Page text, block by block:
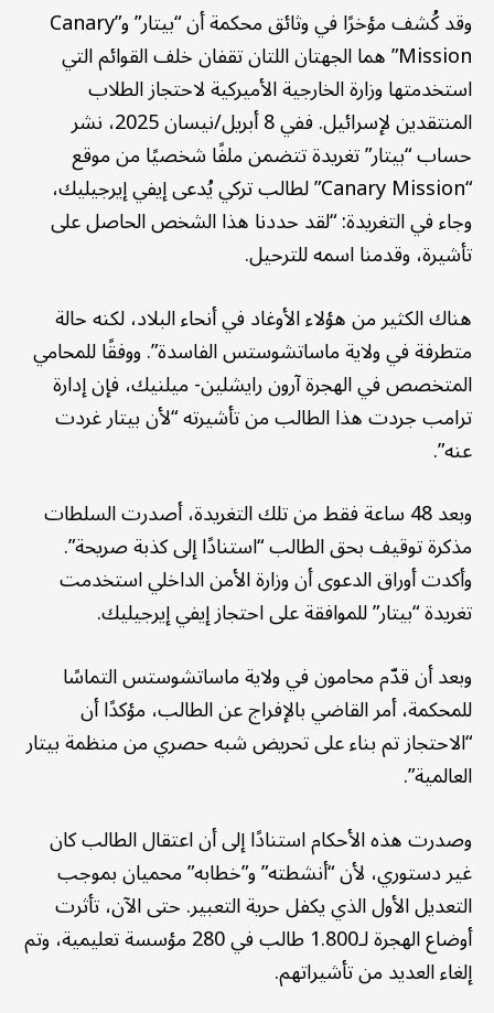
وقد كُشف مؤخرًا في وثائق محكمة أن “بيتار” و”Canary
Mission” هما الجهتان اللتان تقفان خلف القوائم التي
استخدمتها وزارة الخارجية الأميركية لاحتجاز الطلاب
المنتقدين لإسرائيل. ففي 8 أبريل/نيسان 2025، نشر
حساب “بيتار” تغريدة تتضمن ملفًا شخصيًا من موقع
“Canary Mission” لطالب تركي يُدعى إيفي إيرجيليك،
وجاء في التغريدة: “لقد حددنا هذا الشخص الحاصل على
تأشيرة، وقدمنا اسمه للترحيل.
هناك الكثير من هؤلاء الأوغاد في أنحاء البلاد، لكنه حالة
متطرفة في ولاية ماساتشوستس الفاسدة”. ووفقًا للمحامي
المتخصص في الهجرة آرون رايشلين- ميلنيك، فإن إدارة
ترامب جردت هذا الطالب من تأشيرته “لأن بيتار غردت
عنه”.
وبعد 48 ساعة فقط من تلك التغريدة، أصدرت السلطات
مذكرة توقيف بحق الطالب “استنادًا إلى كذبة صريحة”.
وأكدت أوراق الدعوى أن وزارة الأمن الداخلي استخدمت
تغريدة “بيتار” للموافقة على احتجاز إيفي إيرجيليك.
وبعد أن قدّم محامون في ولاية ماساتشوستس التماسًا
للمحكمة، أمر القاضي بالإفراج عن الطالب، مؤكدًا أن
“الاحتجاز تم بناء على تحريض شبه حصري من منظمة بيتار
العالمية”.
وصدرت هذه الأحكام استنادًا إلى أن اعتقال الطالب كان
غير دستوري، لأن “أنشطته” و”خطابه” محميان بموجب
التعديل الأول الذي يكفل حرية التعبير. حتى الآن، تأثرت
أوضاع الهجرة لـ1.800 طالب في 280 مؤسسة تعليمية، وتم
إلغاء العديد من تأشيراتهم.